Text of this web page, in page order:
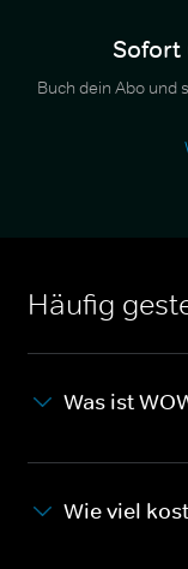
Sofort
Buch dein Abo und
Häufig
Was ist
Wie viel